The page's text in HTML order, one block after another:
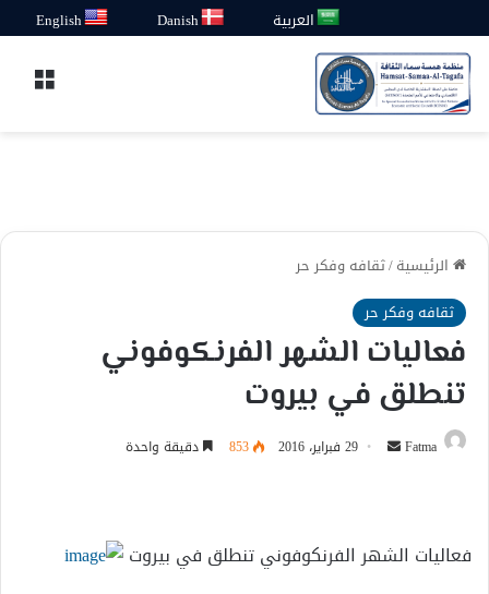
العربية Danish
English
الرئيسية/ثقافه وفكر حر
ثقافه وفكر حر
فعاليات الشهر الفرنكوفوني
تنطلق في بيروت
Fatma
أرسل 29 فبراير، 2016 853 دقيقة واحدة
فعاليات الشهر الفرنكوفوني تنطلق في بيروت